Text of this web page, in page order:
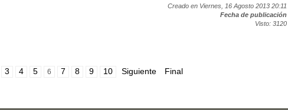
Creado en Viernes, 16 Agosto 2013 20:11
Fecha de publicación
Visto: 3120
3 4 5 6 7 8 9 10 Siguiente Final